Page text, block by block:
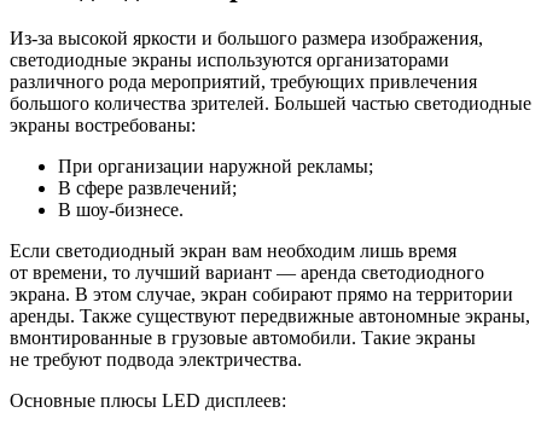
Из-за высокой яркости и большого размера изображения,
светодиодные экраны используются организаторами
различного рода мероприятий, требующих привлечения
большого количества зрителей. Большей частью светодиодные
экраны востребованы:
При организации наружной рекламы;
В сфере развлечений;
В шоу-бизнесе.
Если светодиодный экран вам необходим лишь время
от времени, то лучший вариант — аренда светодиодного
экрана. В этом случае, экран собирают прямо на территории
аренды. Также существуют передвижные автономные экраны,
вмонтированные в грузовые автомобили. Такие экраны
не требуют подвода электричества.
Основные плюсы LED дисплеев: